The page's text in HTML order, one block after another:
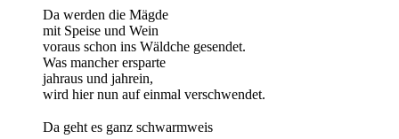
Da werden die Mägde
mit Speise und Wein
voraus schon ins Wäldche gesendet.
Was mancher ersparte
jahraus und jahrein,
wird hier nun auf einmal verschwendet.
Da geht es ganz schwarmweis